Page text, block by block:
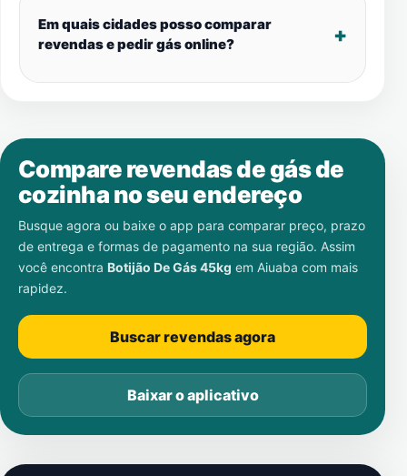
Em quais cidades posso comparar
revendas e pedir gás online?
Compare revendas de gás de
cozinha no seu endereço
Busque agora ou baixe o app para comparar preço, prazo
de entrega e formas de pagamento na sua região. Assim
você encontra Botijão De Gás 45kg em Aiuaba com mais
rapidez.
Buscar revendas agora
Baixar o aplicativo